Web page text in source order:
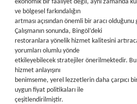
ekonomik bir faaliyet değil, aynı zamanda
ve bölgesel farkındalığın
artması açısından önemli bir aracı
Çalışmanın sonunda, Bingöl’deki
restoranlara yönelik hizmet kalitesini
yorumları olumlu yönde
etkileyebilecek stratejiler önerilmektedir.
hizmet anlayışını
benimseme, yerel lezzetlerin daha çarpıcı
uygun fiyat politikaları ile
çeşitlendirilmiştir.